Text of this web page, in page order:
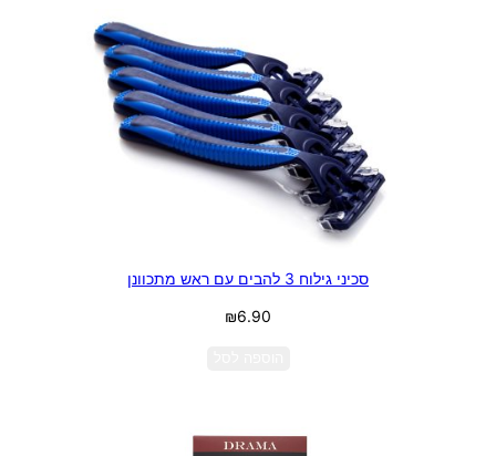
סכיני גילוח 3 להבים עם ראש מתכוונן
₪6.90